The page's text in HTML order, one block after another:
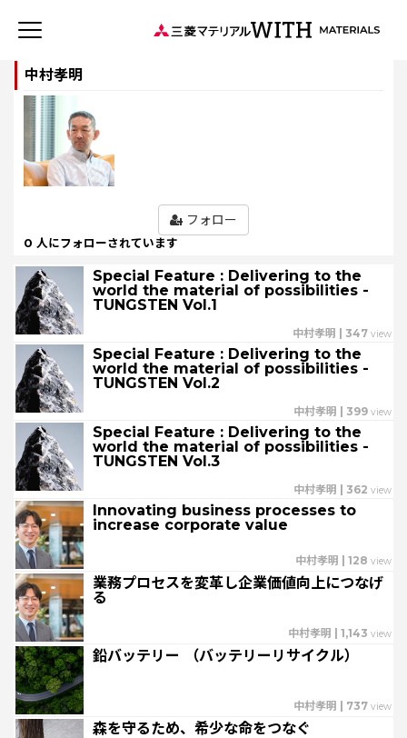
JP
新着記事
タグから探す
特集：世界のものづくりの力になる
特集：循環に価値を。
特集：可能性の素材「タングステン」を世界へ
ソザイのヒミツ
森とマテリアル
社会をつくる素材の力
三菱マテリアルのある街を訪ねて
特集：人と社会と地球のために
特集：自動車・半導体の進化を担う
Rycycling
特集：地熱発電への挑戦
MYSTORY
特集：技術の力で未来をつくる
特集：都市鉱山に挑む
特集：カーボンニュートラルに挑む
特集：進化する銅
特集：金属と社会を、クリーンにつくり出す
特集：限りある金属資源を、未来につなぐ。
電気銅
resource circulation
Refined lead
カーボンニュートラル
Electrolytic copper
Carbon neutrality
資源循環
中村孝明
フォロー
0 人にフォローされています
Special Feature : Delivering to the
world the material of possibilities -
TUNGSTEN Vol.1
中村孝明 347 view
Special Feature : Delivering to the
world the material of possibilities -
TUNGSTEN Vol.2
中村孝明 399 view
Special Feature : Delivering to the
world the material of possibilities -
TUNGSTEN Vol.3
中村孝明 362 view
Innovating business processes to
increase corporate value
中村孝明 128 view
業務プロセスを変革し企業価値向上につなげ
る
中村孝明 1,143 view
鉛バッテリー （バッテリーリサイクル）
中村孝明 737 view
森を守るため、希少な命をつなぐ